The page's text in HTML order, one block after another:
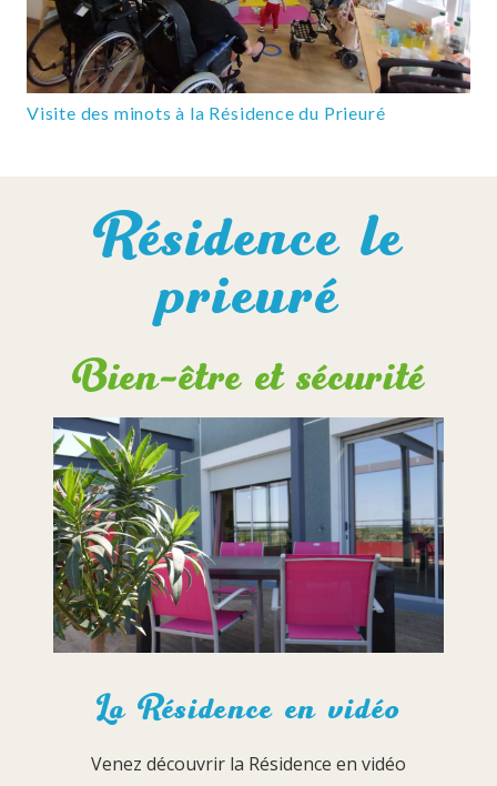
Visite des minots à la Résidence du Prieuré
Résidence le
prieuré
Bien-être et sécurité
La Résidence en vidéo
Venez découvrir la Résidence en vidéo